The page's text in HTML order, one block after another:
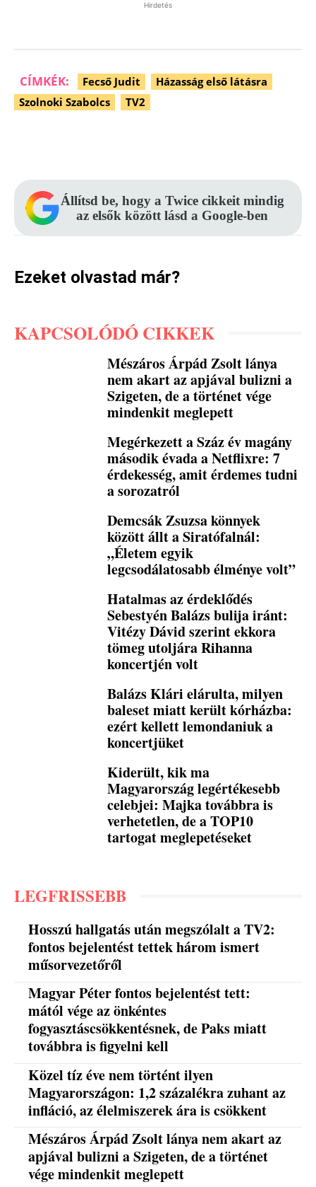
Hirdetés
CÍMKÉK: Fecső Judit
Házasság első látásra
Szolnoki Szabolcs
TV2
Állítsd be, hogy a Twice cikkeit mindig
az elsők között lásd a Google-ben
Ezeket olvastad már?
KAPCSOLÓDÓ CIKKEK
Mészáros Árpád Zsolt lánya
nem akart az apjával bulizni a
Szigeten, de a történet vége
mindenkit meglepett
Megérkezett a Száz év magány
második évada a Netflixre: 7
érdekesség, amit érdemes tudni
a sorozatról
Demcsák Zsuzsa könnyek
között állt a Siratófalnál:
„Életem egyik
legcsodálatosabb élménye volt”
Hatalmas az érdeklődés
Sebestyén Balázs bulija iránt:
Vitézy Dávid szerint ekkora
tömeg utoljára Rihanna
koncertjén volt
Balázs Klári elárulta, milyen
baleset miatt került kórházba:
ezért kellett lemondaniuk a
koncertjüket
Kiderült, kik ma
Magyarország legértékesebb
celebjei: Majka továbbra is
verhetetlen, de a TOP10
tartogat meglepetéseket
LEGFRISSEBB
Hosszú hallgatás után megszólalt a TV2:
fontos bejelentést tettek három ismert
műsorvezetőről
Magyar Péter fontos bejelentést tett:
mától vége az önkéntes
fogyasztáscsökkentésnek, de Paks miatt
továbbra is figyelni kell
Közel tíz éve nem történt ilyen
Magyarországon: 1,2 százalékra zuhant az
infláció, az élelmiszerek ára is csökkent
Mészáros Árpád Zsolt lánya nem akart az
apjával bulizni a Szigeten, de a történet
vége mindenkit meglepett